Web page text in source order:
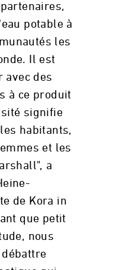
potable à
les
Il est
des
à ce produit
signifie
habitants,
et les
a
de Kora in
que petit
nous